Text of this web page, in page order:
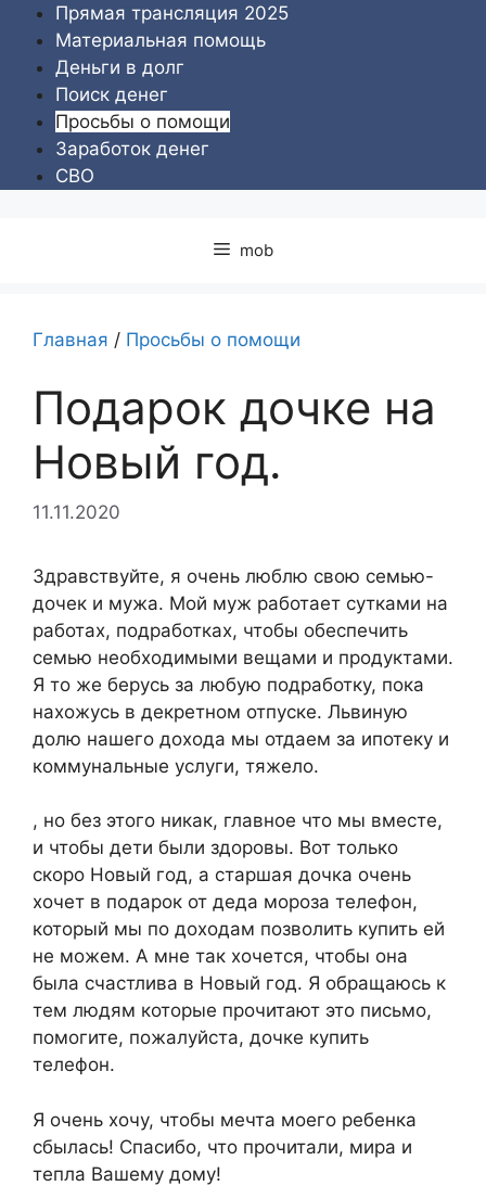
Перейти
содержимому
Прямая трансляция 2025
Материальная помощь
Деньги в долг
Поиск денег
Просьбы о помощи
Заработок денег
СВО
mob
Главная / Просьбы о помощи
Подарок дочке на
Новый год.
11.11.2020
Здравствуйте, я очень люблю свою семью-
дочек и мужа. Мой муж работает сутками на
работах, подработках, чтобы обеспечить
семью необходимыми вещами и продуктами.
Я то же берусь за любую подработку, пока
нахожусь в декретном отпуске. Львиную
долю нашего дохода мы отдаем за ипотеку и
коммунальные услуги, тяжело.
, но без этого никак, главное что мы вместе,
и чтобы дети были здоровы. Вот только
скоро Новый год, а старшая дочка очень
хочет в подарок от деда мороза телефон,
который мы по доходам позволить купить ей
не можем. А мне так хочется, чтобы она
была счастлива в Новый год. Я обращаюсь к
тем людям которые прочитают это письмо,
помогите, пожалуйста, дочке купить
телефон.
Я очень хочу, чтобы мечта моего ребенка
сбылась! Спасибо, что прочитали, мира и
тепла Вашему дому!